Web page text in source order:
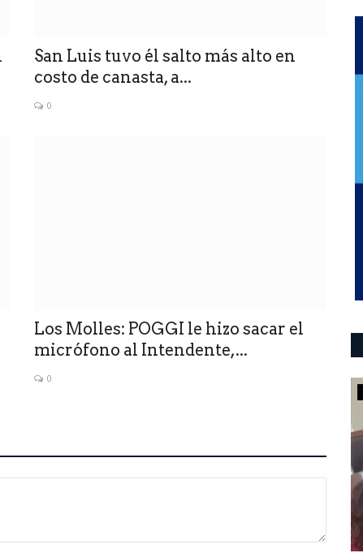
San Luis tuvo él salto más alto en
costo de canasta, a...
0
Los Molles: POGGI le hizo sacar el
micrófono al Intendente,...
0